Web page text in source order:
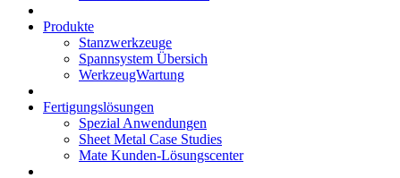
Produkte
Stanzwerkzeuge
Spannsystem Übersich
WerkzeugWartung
Fertigungslösungen
Spezial Anwendungen
Sheet Metal Case Studies
Mate Kunden-Lösungscenter